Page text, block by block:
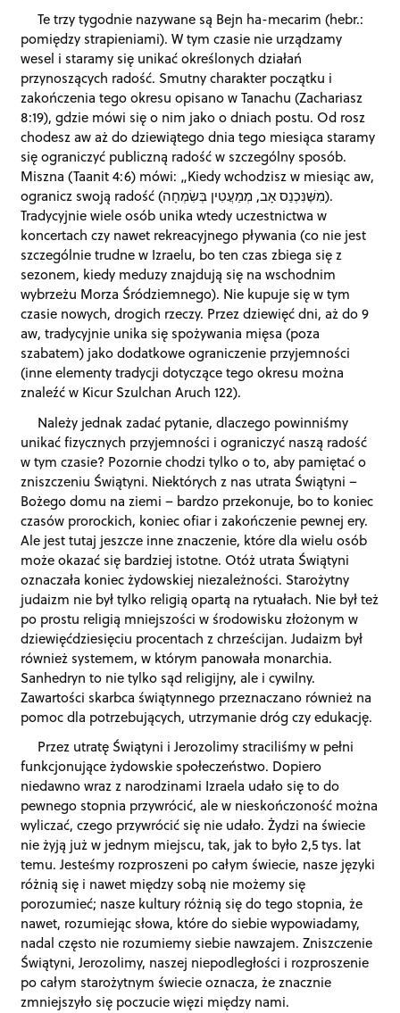
Te trzy tygodnie nazywane są Bejn ha-mecarim (hebr.:
pomiędzy strapieniami). W tym czasie nie urządzamy
wesel i staramy się unikać określonych działań
przynoszących radość. Smutny charakter początku i
zakończenia tego okresu opisano w Tanachu (Zachariasz
8:19), gdzie mówi się o nim jako o dniach postu. Od rosz
chodesz aw aż do dziewiątego dnia tego miesiąca staramy
się ograniczyć publiczną radość w szczególny sposób.
Miszna (Taanit 4:6) mówi: „Kiedy wchodzisz w miesiąc aw,
ogranicz swoją radość (מִשֶּׁנִּכְנַס אָב, מְמַעֲטִין בְּשִׂמְחָה).
Tradycyjnie wiele osób unika wtedy uczestnictwa w
koncertach czy nawet rekreacyjnego pływania (co nie jest
szczególnie trudne w Izraelu, bo ten czas zbiega się z
sezonem, kiedy meduzy znajdują się na wschodnim
wybrzeżu Morza Śródziemnego). Nie kupuje się w tym
czasie nowych, drogich rzeczy. Przez dziewięć dni, aż do 9
aw, tradycyjnie unika się spożywania mięsa (poza
szabatem) jako dodatkowe ograniczenie przyjemności
(inne elementy tradycji dotyczące tego okresu można
znaleźć w Kicur Szulchan Aruch 122).
Należy jednak zadać pytanie, dlaczego powinniśmy
unikać fizycznych przyjemności i ograniczyć naszą radość
w tym czasie? Pozornie chodzi tylko o to, aby pamiętać o
zniszczeniu Świątyni. Niektórych z nas utrata Świątyni –
Bożego domu na ziemi – bardzo przekonuje, bo to koniec
czasów prorockich, koniec ofiar i zakończenie pewnej ery.
Ale jest tutaj jeszcze inne znaczenie, które dla wielu osób
może okazać się bardziej istotne. Otóż utrata Świątyni
oznaczała koniec żydowskiej niezależności. Starożytny
judaizm nie był tylko religią opartą na rytuałach. Nie był też
po prostu religią mniejszości w środowisku złożonym w
dziewięćdziesięciu procentach z chrześcijan. Judaizm był
również systemem, w którym panowała monarchia.
Sanhedryn to nie tylko sąd religijny, ale i cywilny.
Zawartości skarbca świątynnego przeznaczano również na
pomoc dla potrzebujących, utrzymanie dróg czy edukację.
Przez utratę Świątyni i Jerozolimy straciliśmy w pełni
funkcjonujące żydowskie społeczeństwo. Dopiero
niedawno wraz z narodzinami Izraela udało się to do
pewnego stopnia przywrócić, ale w nieskończoność można
wyliczać, czego przywrócić się nie udało. Żydzi na świecie
nie żyją już w jednym miejscu, tak, jak to było 2,5 tys. lat
temu. Jesteśmy rozproszeni po całym świecie, nasze języki
różnią się i nawet między sobą nie możemy się
porozumieć; nasze kultury różnią się do tego stopnia, że
nawet, rozumiejąc słowa, które do siebie wypowiadamy,
nadal często nie rozumiemy siebie nawzajem. Zniszczenie
Świątyni, Jerozolimy, naszej niepodległości i rozproszenie
po całym starożytnym świecie oznacza, że znacznie
zmniejszyło się poczucie więzi między nami.